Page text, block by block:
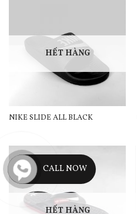
HẾT HÀNG
NIKE SLIDE ALL BLACK
HẾT HÀNG
CALL NOW